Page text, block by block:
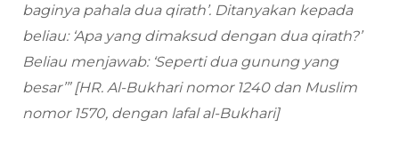
baginya pahala dua qirath’. Ditanyakan kepada
beliau: ‘Apa yang dimaksud dengan dua qirath?’
Beliau menjawab: ‘Seperti dua gunung yang
besar’” [HR. Al-Bukhari nomor 1240 dan Muslim
nomor 1570, dengan lafal al-Bukhari]